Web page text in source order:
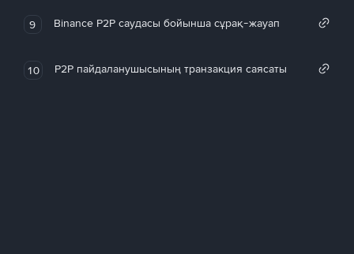
9 Binance P2P саудасы бойынша сұрақ-жауап
10 P2P пайдаланушысының транзакция саясаты